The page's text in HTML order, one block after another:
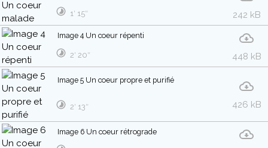
242 kB
1′ 15″
Image 4 Un coeur répenti
448 kB
2′ 20″
Image 5 Un coeur propre et purifié
426 kB
2′ 13″
Image 6 Un coeur rétrograde